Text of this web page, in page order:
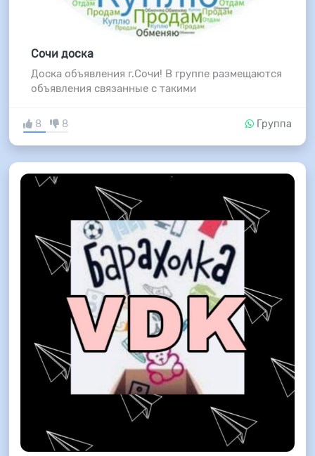
Сочи доска
Доска объявления г.Сочи! В группе размещаются
объявления связанные с такими
8 8 Группа